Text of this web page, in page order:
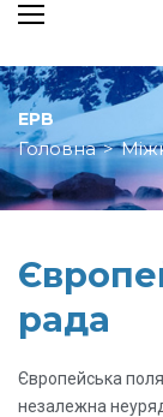
EPB
Головна >
рада
Європейська
незалежна